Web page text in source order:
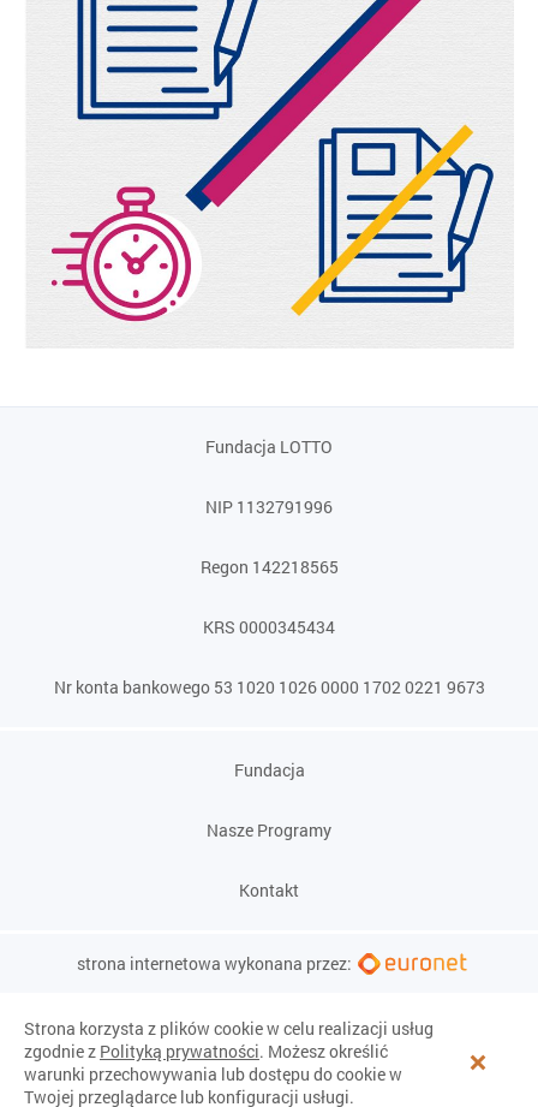
Fundacja LOTTO
NIP 1132791996
Regon 142218565
KRS 0000345434
Nr konta bankowego 53 1020 1026 0000 1702 0221 9673
Fundacja
Nasze Programy
Kontakt
strona internetowa wykonana przez:
Strona korzysta z plików cookie w celu realizacji usług
zgodnie z Polityką prywatności. Możesz określić
warunki przechowywania lub dostępu do cookie w
Twojej przeglądarce lub konfiguracji usługi.